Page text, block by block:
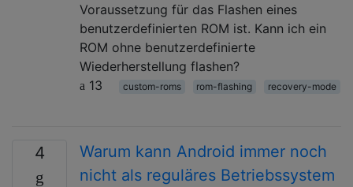
Voraussetzung für das Flashen eines
benutzerdefinierten ROM ist. Kann ich ein
ROM ohne benutzerdefinierte
Wiederherstellung flashen?
13
custom-roms rom-flashing recovery-mode
4
Warum kann Android immer noch
nicht als reguläres Betriebssystem